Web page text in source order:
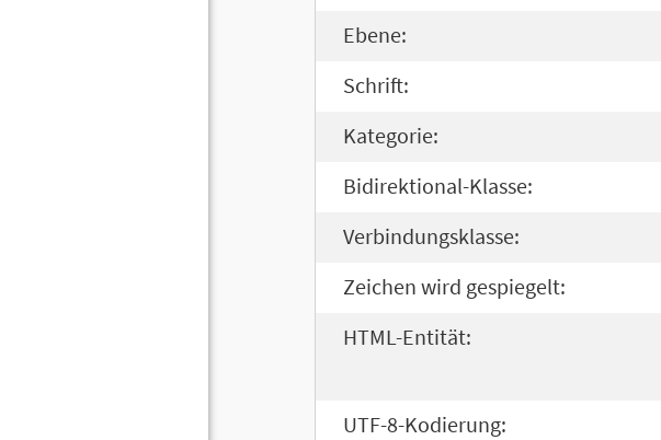
Ebene:
Schrift:
Kategorie:
Bidirektional-Klasse:
Verbindungsklasse:
Zeichen wird gespiegelt:
HTML-Entität:
UTF-8-Kodierung: